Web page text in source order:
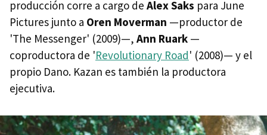
producción corre a cargo de Alex Saks para June
Pictures junto a Oren Moverman —productor de
'The Messenger' (2009)—, Ann Ruark —
coproductora de 'Revolutionary Road' (2008)— y el
propio Dano. Kazan es también la productora
ejecutiva.